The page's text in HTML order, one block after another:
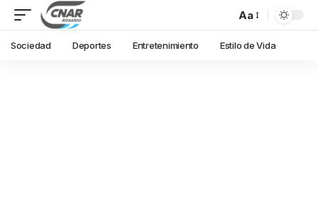
Aa
Sociedad Deportes Entretenimiento Estilo de Vida